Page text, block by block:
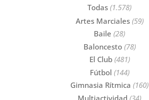
Todas (1.578)
Artes Marciales(59)
Baile (28)
Baloncesto(78)
El Club(481)
Fútbol (144)
Gimnasia Rítmica (160)
Multiactividad (34)